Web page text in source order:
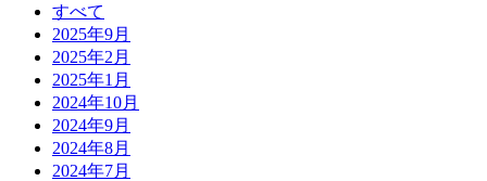
すべて
2025年9月
2025年2月
2025年1月
2024年10月
2024年9月
2024年8月
2024年7月